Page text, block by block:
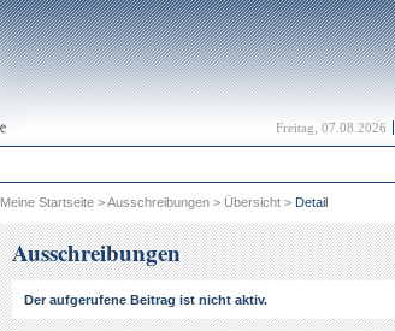
Freitag, 07.08.2026
Meine Startseite >Ausschreibungen > Übersicht > Detail
Ausschreibungen
Der aufgerufene Beitrag ist nicht aktiv.